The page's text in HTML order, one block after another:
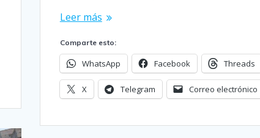
Leer más
Comparte esto:
WhatsApp Facebook Threads
X Telegram Correo electrónico